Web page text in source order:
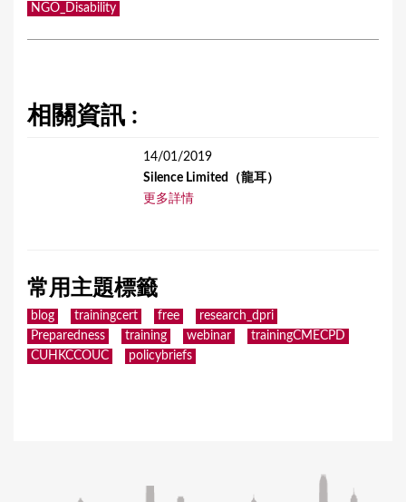
NGO_Disability
相關資訊 :
14/01/2019
Silence Limited（龍耳）
更多詳情
常用主題標籤
blog trainingcert free
research_dpri
Preparedness
training webinar
trainingCMECPD
CUHKCCOUC
policybriefs